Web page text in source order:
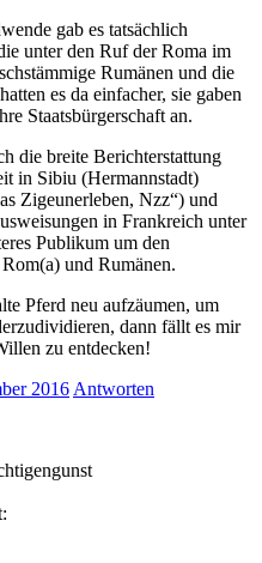
gab es tatsächlich
unter den Ruf der Roma im
Rumänen und die
es da einfacher, sie gaben
Staatsbürgerschaft an.
die breite Berichterstattung
in Sibiu (Hermannstadt)
Zigeunerleben, Nzz“) und
in Frankreich unter
Publikum um den
und Rumänen.
Pferd neu aufzäumen, um
dann fällt es mir
zu entdecken!
2016 Antworten